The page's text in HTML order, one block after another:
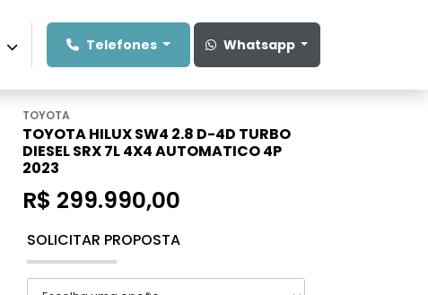
Telefones Whatsapp
TOYOTA
TOYOTA HILUX SW4 2.8 D-4D TURBO
DIESEL SRX 7L 4X4 AUTOMATICO 4P
2023
R$ 299.990,00
SOLICITAR PROPOSTA